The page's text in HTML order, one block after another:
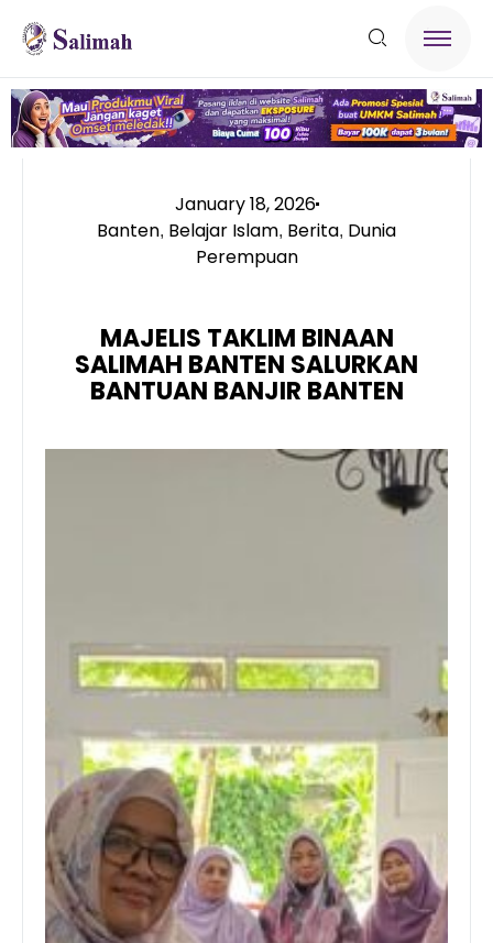
January 18, 2026
Banten, Belajar Islam, Berita, Dunia
Perempuan
MAJELIS TAKLIM BINAAN
SALIMAH BANTEN SALURKAN
BANTUAN BANJIR BANTEN